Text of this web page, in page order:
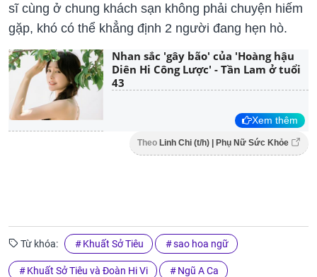
sĩ cùng ở chung khách sạn không phải chuyện hiếm
gặp, khó có thể khẳng định 2 người đang hẹn hò.
Nhan sắc 'gây bão' của 'Hoàng hậu
Diên Hi Công Lược' - Tần Lam ở tuổi
43
Xem thêm
Theo Linh Chi (t/h) | Phụ Nữ Sức Khỏe
Từ khóa: Khuất Sở Tiêu sao hoa ngữ
Khuất Sở Tiêu và Đoàn Hi Vi Ngũ A Ca